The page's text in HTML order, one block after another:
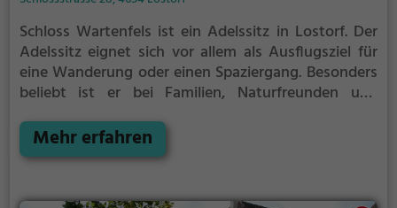
Schloss Wartenfels ist ein Adelssitz in Lostorf. Der
Adelssitz eignet sich vor allem als Ausflugsziel für
eine Wanderung oder einen Spaziergang. Besonders
beliebt ist er bei Familien, Naturfreunden und
Aspekte aus längst vergangenen Zeiten und bietet
einen kleinen Einblick in die Geschichte.
Mehr erfahren